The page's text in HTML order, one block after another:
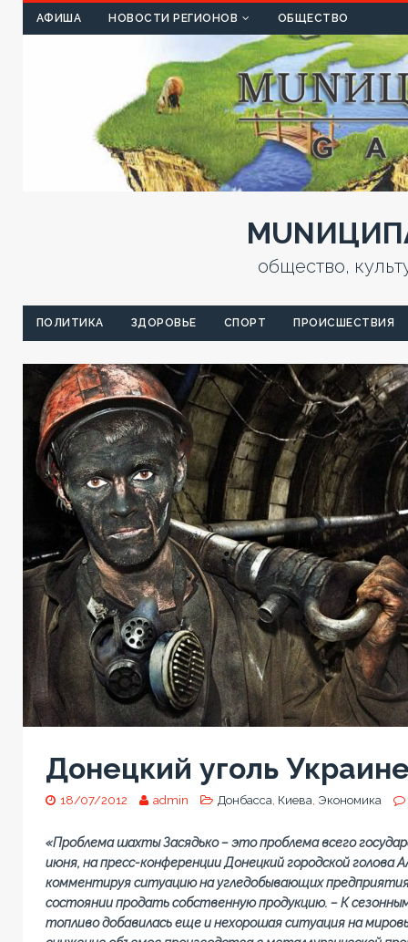
АФИША НОВОСТИ РЕГИОНОВ ОБЩЕСТВО
общество,
ПОЛИТИКА ЗДОРОВЬЕ СПОРТ ПРОИСШЕСТВИЯ
Донецкий уголь
18/07/2012 admin Донбасса Киева Экономика
«Проблема шахты Засядько – это проблема всего
июня, на пресс-конференции Донецкий городской голова
комментируя ситуацию на угледобывающих
состоянии продать собственную продукцию. – К
топливо добавилась еще и нехорошая ситуация на